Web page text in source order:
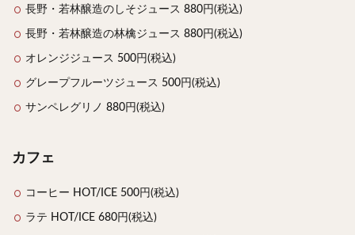
長野・若林醸造のしそジュース 880円(税込)
長野・若林醸造の林檎ジュース 880円(税込)
オレンジジュース 500円(税込)
グレープフルーツジュース 500円(税込)
サンペレグリノ 880円(税込)
カフェ
コーヒー HOT/ICE 500円(税込)
ラテ HOT/ICE 680円(税込)